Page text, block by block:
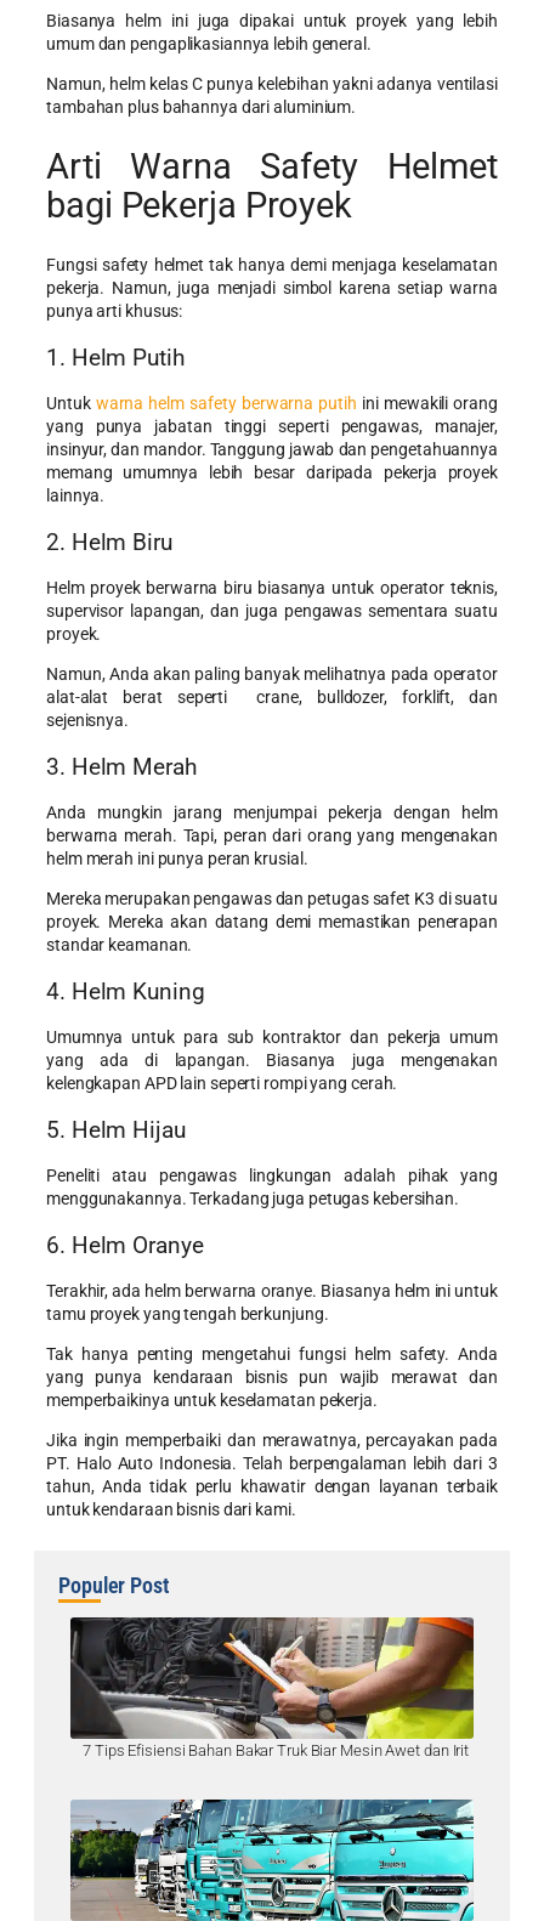
Biasanya helm ini juga dipakai untuk proyek yang lebih
umum dan pengaplikasiannya lebih general.
Namun, helm kelas C punya kelebihan yakni adanya ventilasi
tambahan plus bahannya dari aluminium.
Arti Warna Safety Helmet
bagi Pekerja Proyek
Fungsi safety helmet tak hanya demi menjaga keselamatan
pekerja. Namun, juga menjadi simbol karena setiap warna
punya arti khusus:
1. Helm Putih
Untuk warna helm safety berwarna putih ini mewakili orang
yang punya jabatan tinggi seperti pengawas, manajer,
insinyur, dan mandor. Tanggung jawab dan pengetahuannya
memang umumnya lebih besar daripada pekerja proyek
lainnya.
2. Helm Biru
Helm proyek berwarna biru biasanya untuk operator teknis,
supervisor lapangan, dan juga pengawas sementara suatu
proyek.
Namun, Anda akan paling banyak melihatnya pada operator
alat-alat berat seperti crane, bulldozer, forklift, dan
sejenisnya.
3. Helm Merah
Anda mungkin jarang menjumpai pekerja dengan helm
berwarna merah. Tapi, peran dari orang yang mengenakan
helm merah ini punya peran krusial.
Mereka merupakan pengawas dan petugas safet K3 di suatu
proyek. Mereka akan datang demi memastikan penerapan
standar keamanan.
4. Helm Kuning
Umumnya untuk para sub kontraktor dan pekerja umum
yang ada di lapangan. Biasanya juga mengenakan
kelengkapan APD lain seperti rompi yang cerah.
5. Helm Hijau
Peneliti atau pengawas lingkungan adalah pihak yang
menggunakannya. Terkadang juga petugas kebersihan.
6. Helm Oranye
Terakhir, ada helm berwarna oranye. Biasanya helm ini untuk
tamu proyek yang tengah berkunjung.
Tak hanya penting mengetahui fungsi helm safety. Anda
yang punya kendaraan bisnis pun wajib merawat dan
memperbaikinya untuk keselamatan pekerja.
Jika ingin memperbaiki dan merawatnya, percayakan pada
PT. Halo Auto Indonesia. Telah berpengalaman lebih dari 3
tahun, Anda tidak perlu khawatir dengan layanan terbaik
untuk kendaraan bisnis dari kami.
Populer Post
7 Tips Efisiensi Bahan Bakar Truk Biar Mesin Awet dan Irit